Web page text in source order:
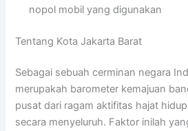
nopol mobil yang digunakan
Tentang Kota Jakarta Barat
Sebagai sebuah cerminan negara
merupakah barometer kemajuan
pusat dari ragam aktifitas hajat
secara menyeluruh. Faktor inilah